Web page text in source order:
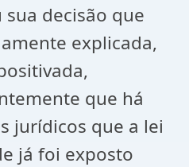
decisão que
explicada,
que há
jurídicos que a lei
já foi exposto